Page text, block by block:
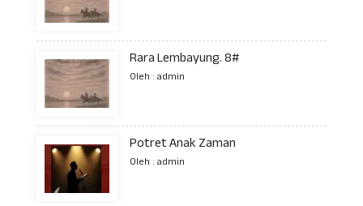
Rara Lembayung. 8#
Oleh : admin
Potret Anak Zaman
Oleh : admin